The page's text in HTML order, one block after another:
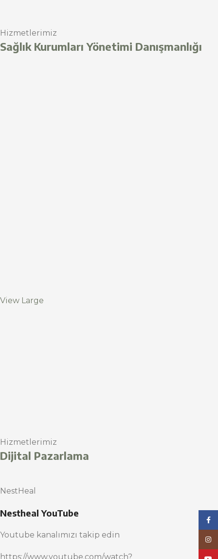
Hizmetlerimiz
Sağlık Kurumları Yönetimi Danışmanlığı
View Large
Hizmetlerimiz
Dijital Pazarlama
NestHeal
Nestheal YouTube
Youtube kanalımızı takip edin
https://www.youtube.com/watch?